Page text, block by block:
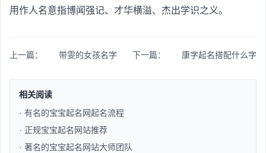
用作人名意指博闻强记、才华横溢、杰出学识之义。
上一篇： 带雯的女孩名字 下一篇： 康字起名搭配什么字
相关阅读
· 有名的宝宝起名网起名流程​
· 正规宝宝起名网站推荐​
· 著名的宝宝起名网站大师团队​